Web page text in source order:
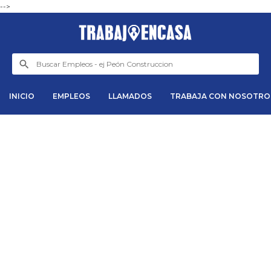
-->
INICIO EMPLEOS LLAMADOS TRABAJA CON